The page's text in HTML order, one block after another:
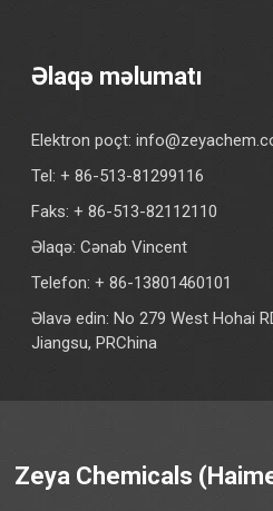
Əlaqə məlumatı
Elektron poçt:
Tel: + 86-513-81299116
Faks: + 86-513-82112110
Əlaqə: Cənab Vincent
Telefon: + 86-13801460101
Əlavə edin: No 279 West Hohai
Jiangsu, PRChina
Zeya Chemicals